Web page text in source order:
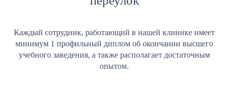
Каждый сотрудник, работающий в нашей клинике имеет
минимум 1 профильный диплом об окончании высшего
учебного заведения, а также располагает достаточным
опытом.